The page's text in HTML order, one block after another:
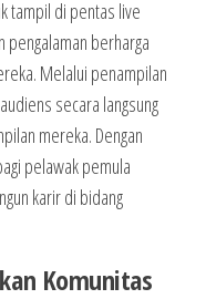
tampil di pentas live
pengalaman berharga
Melalui penampilan
secara langsung
mereka. Dengan
pelawak pemula
karir di bidang
Komunitas